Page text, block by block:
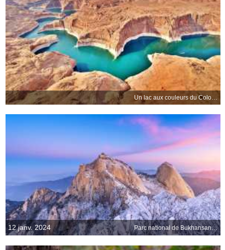
Un lac aux couleurs du Colorado
12 janv. 2024 Parc national de Bukhansan, Corée du Sud